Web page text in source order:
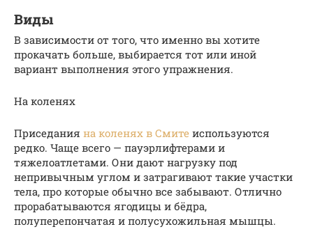
Виды
В зависимости от того, что именно вы хотите
прокачать больше, выбирается тот или иной
вариант выполнения этого упражнения.
На коленях
Приседания на коленях в Смите используются
редко. Чаще всего — пауэрлифтерами и
тяжелоатлетами. Они дают нагрузку под
непривычным углом и затрагивают такие участки
тела, про которые обычно все забывают. Отлично
прорабатываются ягодицы и бёдра,
полуперепончатая и полусухожильная мышцы.